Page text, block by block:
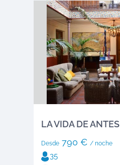
LA VIDA DE ANTES
Desde790 € / noche
35